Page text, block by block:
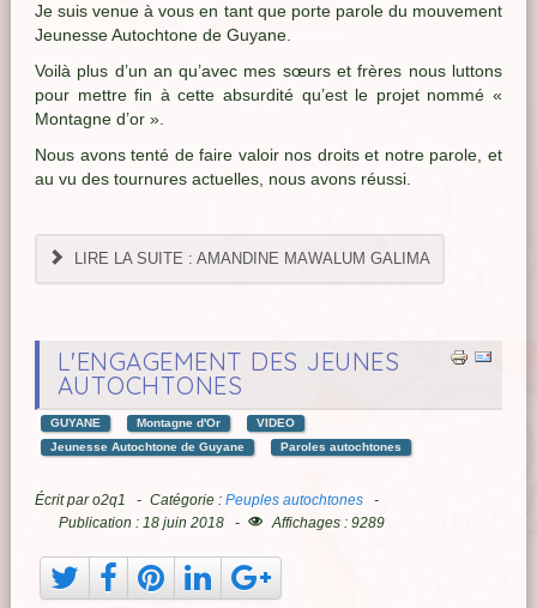
Je suis venue à vous en tant que porte parole du mouvement
Jeunesse Autochtone de Guyane.
Voilà plus d’un an qu’avec mes sœurs et frères nous luttons
pour mettre fin à cette absurdité qu’est le projet nommé «
Montagne d’or ».
Nous avons tenté de faire valoir nos droits et notre parole, et
au vu des tournures actuelles, nous avons réussi.
LIRE LA SUITE : AMANDINE MAWALUM GALIMA
L'ENGAGEMENT DES JEUNES
AUTOCHTONES
GUYANE Montagne d'Or
VIDEO
Jeunesse Autochtone de Guyane
Paroles autochtones
Écrit paro2q1 Catégorie : Peuples autochtones
Publication : 18 juin 2018
Affichages : 9289